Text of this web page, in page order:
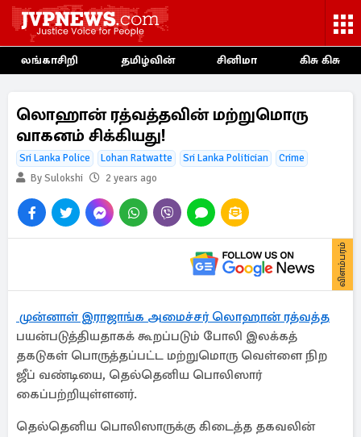
லங்காசிறி தமிழ்வின் சினிமா கிசு கிசு
லொஹான் ரத்வத்தவின் மற்றுமொரு
வாகனம் சிக்கியது!
Sri Lanka Police Lohan Ratwatte Sri Lanka Politician
Crime
By Sulokshi
2 years ago
விளம்பரம்
முன்னாள் இராஜாங்க அமைச்சர் லொஹான் ரத்வத்த
பயன்படுத்தியதாகக் கூறப்படும் போலி இலக்கத்
தகடுகள் பொருத்தப்பட்ட மற்றுமொரு வெள்ளை நிற
ஜீப் வண்டியை, தெல்தெனிய பொலிஸார்
கைப்பற்றியுள்ளனர்.
தெல்தெனிய பொலிஸாருக்கு கிடைத்த தகவலின்